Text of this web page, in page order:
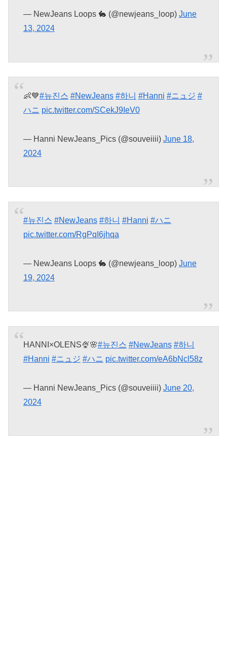
— NewJeans Loops 🐇 (@newjeans_loop) June
13, 2024
👶💙#뉴진스 #NewJeans #하니 #Hanni #ニュジ #
ハニ pic.twitter.com/SCekJ9IeV0
— Hanni NewJeans_Pics (@souveiiii) June 18,
2024
#뉴진스 #NewJeans #하니 #Hanni #ハニ
pic.twitter.com/RgPqI6jhqa
— NewJeans Loops 🐇 (@newjeans_loop) June
19, 2024
HANNI×OLENS🍨🌸#뉴진스 #NewJeans #하니
#Hanni #ニュジ #ハニ pic.twitter.com/eA6bNcl58z
— Hanni NewJeans_Pics (@souveiiii) June 20,
2024